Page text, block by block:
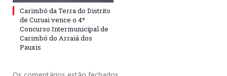
Carimbó da Terra do Distrito
de Curuai vence o 4º
Concurso Intermunicipal de
Carimbó do Arraiá dos
Pauxis